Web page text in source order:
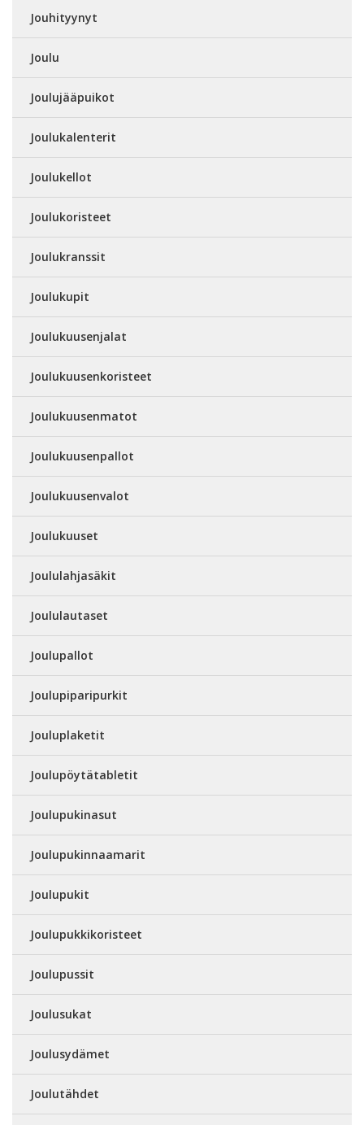
Jouhityynyt
Joulu
Joulujääpuikot
Joulukalenterit
Joulukellot
Joulukoristeet
Joulukranssit
Joulukupit
Joulukuusenjalat
Joulukuusenkoristeet
Joulukuusenmatot
Joulukuusenpallot
Joulukuusenvalot
Joulukuuset
Joululahjasäkit
Joululautaset
Joulupallot
Joulupiparipurkit
Jouluplaketit
Joulupöytätabletit
Joulupukinasut
Joulupukinnaamarit
Joulupukit
Joulupukkikoristeet
Joulupussit
Joulusukat
Joulusydämet
Joulutähdet